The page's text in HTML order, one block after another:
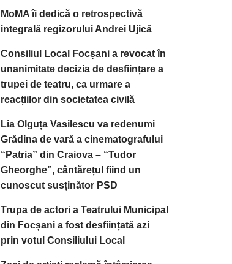
MoMA îi dedică o retrospectivă
integrală regizorului Andrei Ujică
Consiliul Local Focșani a revocat în
unanimitate decizia de desființare a
trupei de teatru, ca urmare a
reacțiilor din societatea civilă
Lia Olguța Vasilescu va redenumi
Grădina de vară a cinematografului
“Patria” din Craiova – “Tudor
Gheorghe”, cântărețul fiind un
cunoscut susținător PSD
Trupa de actori a Teatrului Municipal
din Focșani a fost desființată azi
prin votul Consiliului Local